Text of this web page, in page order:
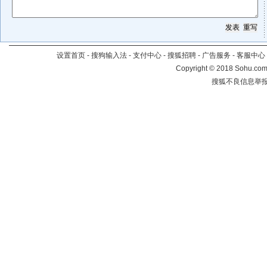
设置首页 - 搜狗输入法 - 支付中心 - 搜狐招聘 - 广告服务 - 客服中心
Copyright©2018
搜狐不良信息举